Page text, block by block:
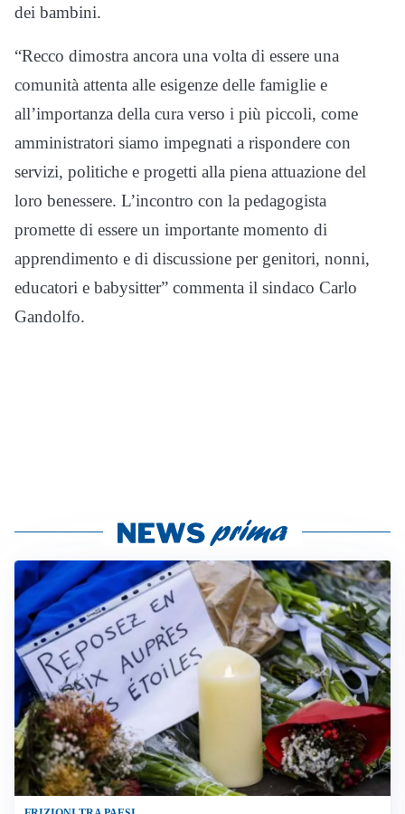
dei bambini.
“Recco dimostra ancora una volta di essere una
comunità attenta alle esigenze delle famiglie e
all’importanza della cura verso i più piccoli, come
amministratori siamo impegnati a rispondere con
servizi, politiche e progetti alla piena attuazione del
loro benessere. L’incontro con la pedagogista
promette di essere un importante momento di
apprendimento e di discussione per genitori, nonni,
educatori e babysitter” commenta il sindaco Carlo
Gandolfo.